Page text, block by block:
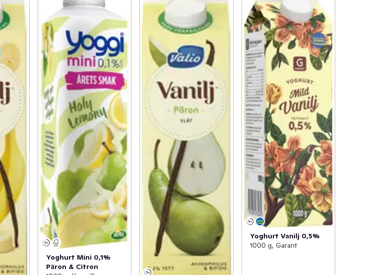
Yoghurt Mini 0,1%
Päron & Citron
Yoghurt Vanilj 0,5%
1000 g, Garant